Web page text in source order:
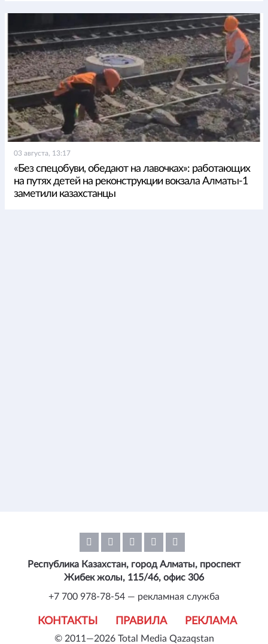
03 августа, 13:17
«Без спецобуви, обедают на лавочках»: работающих
на путях детей на реконструкции вокзала Алматы-1
заметили казахстанцы
© 2011—2026 Total Media Qazaqstan
КОНТАКТЫ ПРАВИЛА РЕКЛАМА
Республика Казахстан, город Алматы, проспект
Жибек жолы, 115/46, офис 306
+7 700 978-78-54 — рекламная служба